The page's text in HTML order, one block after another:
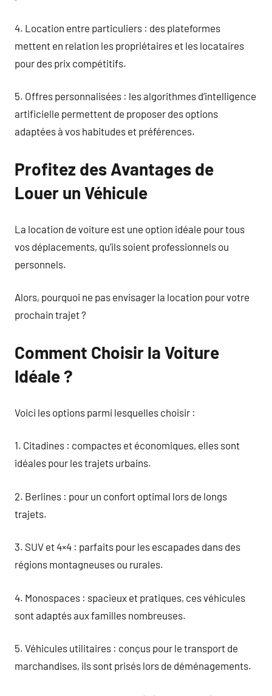
4. Location entre particuliers : des plateformes
mettent en relation les propriétaires et les locataires
pour des prix compétitifs.
5. Offres personnalisées : les algorithmes d’intelligence
artificielle permettent de proposer des options
adaptées à vos habitudes et préférences.
Profitez des Avantages de
Louer un Véhicule
La location de voiture est une option idéale pour tous
vos déplacements, qu’ils soient professionnels ou
personnels.
Alors, pourquoi ne pas envisager la location pour votre
prochain trajet ?
Comment Choisir la Voiture
Idéale ?
Voici les options parmi lesquelles choisir :
1. Citadines : compactes et économiques, elles sont
idéales pour les trajets urbains.
2. Berlines : pour un confort optimal lors de longs
trajets.
3. SUV et 4×4 : parfaits pour les escapades dans des
régions montagneuses ou rurales.
4. Monospaces : spacieux et pratiques, ces véhicules
sont adaptés aux familles nombreuses.
5. Véhicules utilitaires : conçus pour le transport de
marchandises, ils sont prisés lors de déménagements.